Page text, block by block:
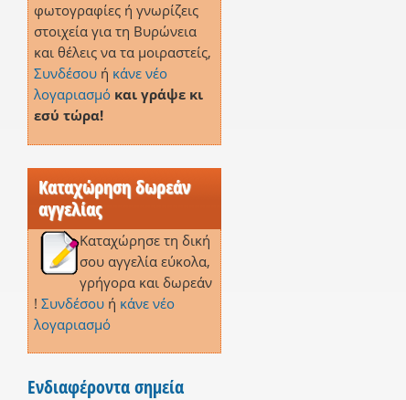
φωτογραφίες ή γνωρίζεις
στοιχεία για τη Βυρώνεια
και θέλεις να τα μοιραστείς,
Συνδέσουή κάνε νέο
λογαριασμό και γράψε κι
εσύ τώρα!
Καταχώρηση δωρεάν
αγγελίας
Καταχώρησε τη δική
σου αγγελία εύκολα,
γρήγορα και δωρεάν
! Συνδέσουή κάνε νέο
λογαριασμό
Ενδιαφέροντα σημεία